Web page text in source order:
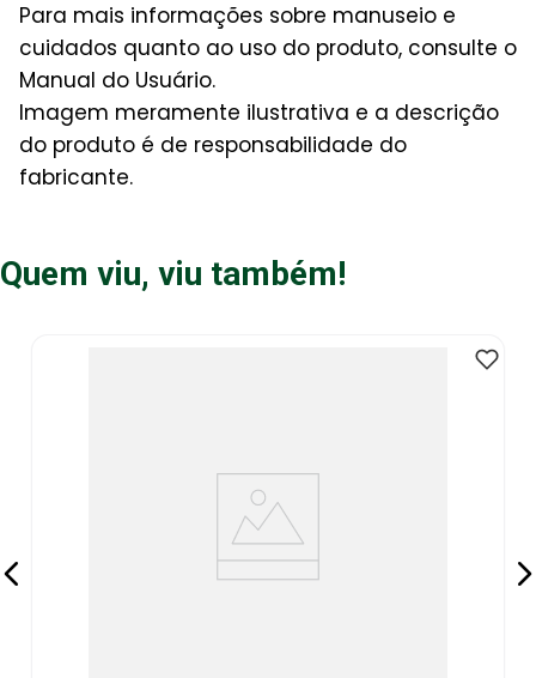
Para mais informações sobre manuseio e
cuidados quanto ao uso do produto, consulte o
Manual do Usuário.
Imagem meramente ilustrativa e a descrição
do produto é de responsabilidade do
fabricante.
Quem viu, viu também!